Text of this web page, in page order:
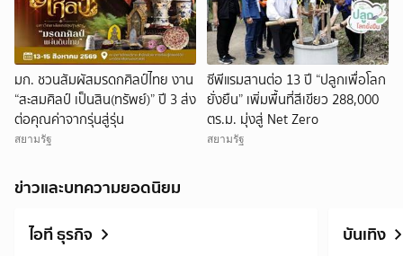
มก. ชวนสัมผัสมรดกศิลป์ไทย งาน
“สะสมศิลป์ เป็นสิน(ทรัพย์)” ปี 3 ส่ง
ต่อคุณค่าจากรุ่นสู่รุ่น
สยามรัฐ
ซีพีแรมสานต่อ 13 ปี “ปลูกเพื่อโลก
ยั่งยืน” เพิ่มพื้นที่สีเขียว 288,000
ตร.ม. มุ่งสู่ Net Zero
สยามรัฐ
ข่าวและบทความยอดนิยม
ไอที ธุรกิจ
บันเทิง